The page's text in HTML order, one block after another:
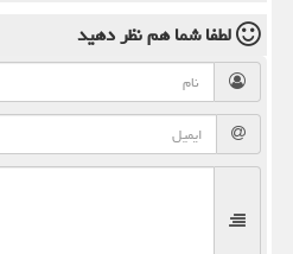
لطفا شما همنظر دهید